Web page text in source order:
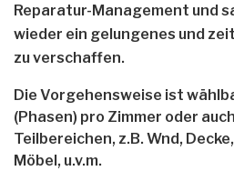
Reparatur-Management und
wieder ein gelungenes und
zu verschaffen.
Die Vorgehensweise ist
(Phasen) pro Zimmer oder
Teilbereichen, z.B. Wnd,
Möbel, u.v.m.